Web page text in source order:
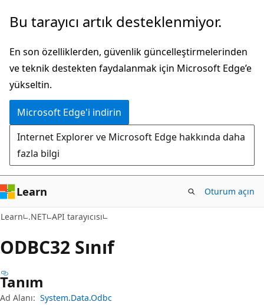
Ana
atla
Sayfa
gezintiye
atla
Bu tarayıcı artık desteklenmiyor.
En son özelliklerden, güvenlik güncelleştirmelerinden
ve teknik destekten faydalanmak için Microsoft Edge’e
yükseltin.
Microsoft Edge'i indirin
Internet Explorer ve Microsoft Edge hakkında daha
fazla bilgi
Learn Oturum açın
Learn .NET API tarayıcısı
ODBC32 Sınıf
Tanım
Ad Alanı: System.Data.Odbc